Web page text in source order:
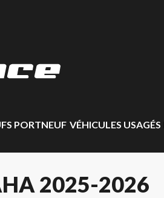
PORTNEUF VÉHICULES USAGÉS
2025-2026